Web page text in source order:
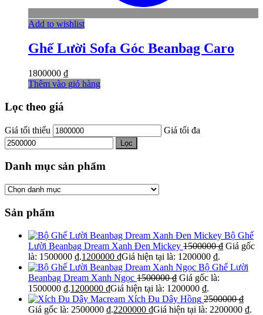
Add to wishlist
Ghế Lười Sofa Góc Beanbag Caro
1800000 ₫
Thêm vào giỏ hàng
Lọc theo giá
Giá tối thiểu Giá tối đa
Lọc
Danh mục sản phẩm
Sản phẩm
Bộ Ghế
Lười Beanbag Dream Xanh Đen Mickey 1500000₫ Giá gốc
là: 1500000 ₫.1200000 ₫Giá hiện tại là: 1200000 ₫.
Bộ Ghế Lười
Beanbag Dream Xanh Ngọc 1500000₫ Giá gốc là:
1500000 ₫.1200000 ₫Giá hiện tại là: 1200000 ₫.
Xích Đu Dây Hồng 2500000₫
Giá gốc là: 2500000 ₫.2200000 ₫Giá hiện tại là: 2200000 ₫.